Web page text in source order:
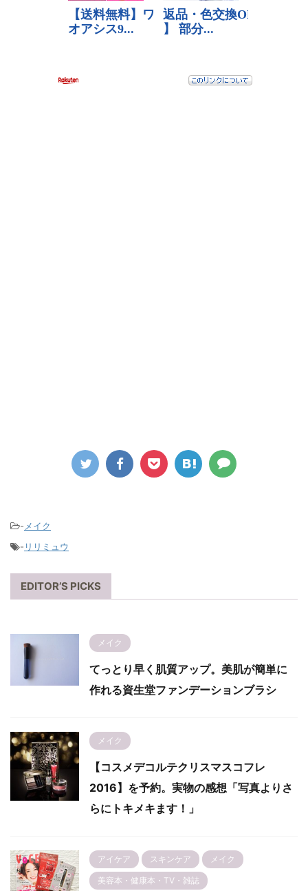
- メイク
- リリミュウ
EDITOR’S PICKS
メイク
てっとり早く肌質アップ。美肌が簡単に
作れる資生堂ファンデーションブラシ
メイク
【コスメデコルテクリスマスコフレ
2016】を予約。実物の感想「写真よりさ
らにトキメキます！」
アイケア スキンケア メイク
美容本・健康本・TV・雑誌